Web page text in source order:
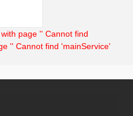
page '' Cannot find
'' Cannot find 'mainService'